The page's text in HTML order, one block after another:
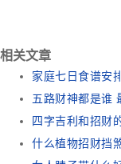
相关文章
家庭七日食谱安
五路财神都是谁
四字吉利和招财
什么植物招财挡